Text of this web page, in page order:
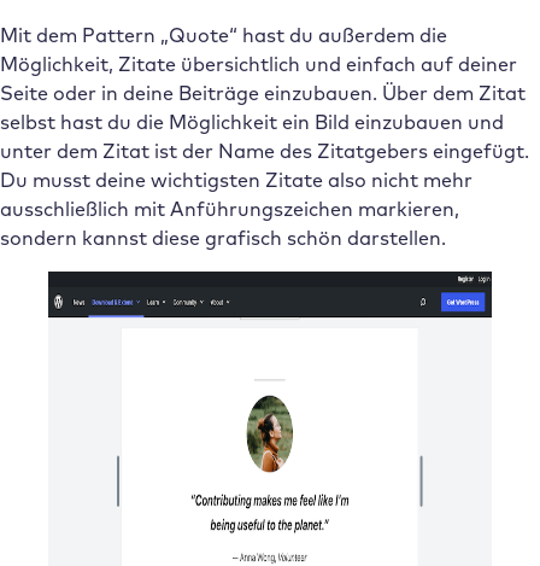
Mit dem Pattern „Quote“ hast du außerdem die
Möglichkeit, Zitate übersichtlich und einfach auf deiner
Seite oder in deine Beiträge einzubauen. Über dem Zitat
selbst hast du die Möglichkeit ein Bild einzubauen und
unter dem Zitat ist der Name des Zitatgebers eingefügt.
Du musst deine wichtigsten Zitate also nicht mehr
ausschließlich mit Anführungszeichen markieren,
sondern kannst diese grafisch schön darstellen.